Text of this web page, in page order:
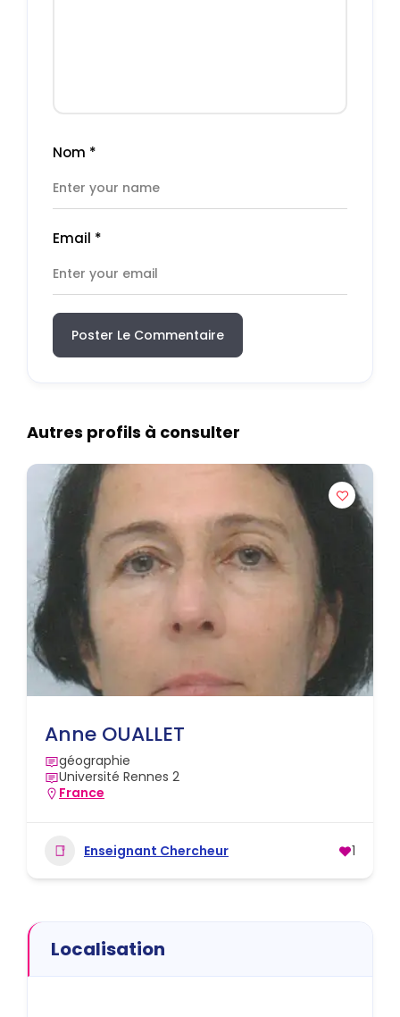
Nom *
Email *
Poster Le Commentaire
Autres profils à consulter
Anne OUALLET
géographie
Université Rennes 2
France
Enseignant Chercheur 1
Localisation